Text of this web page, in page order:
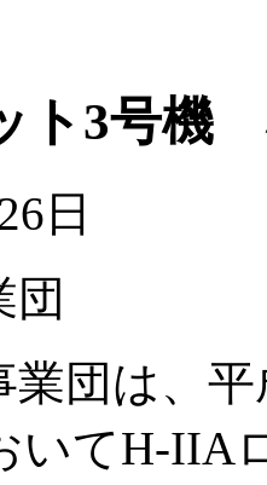
ト3号機
日
団
団は、平
いてH-IIA